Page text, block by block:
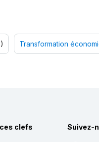
Transformation
clefs Suivez-